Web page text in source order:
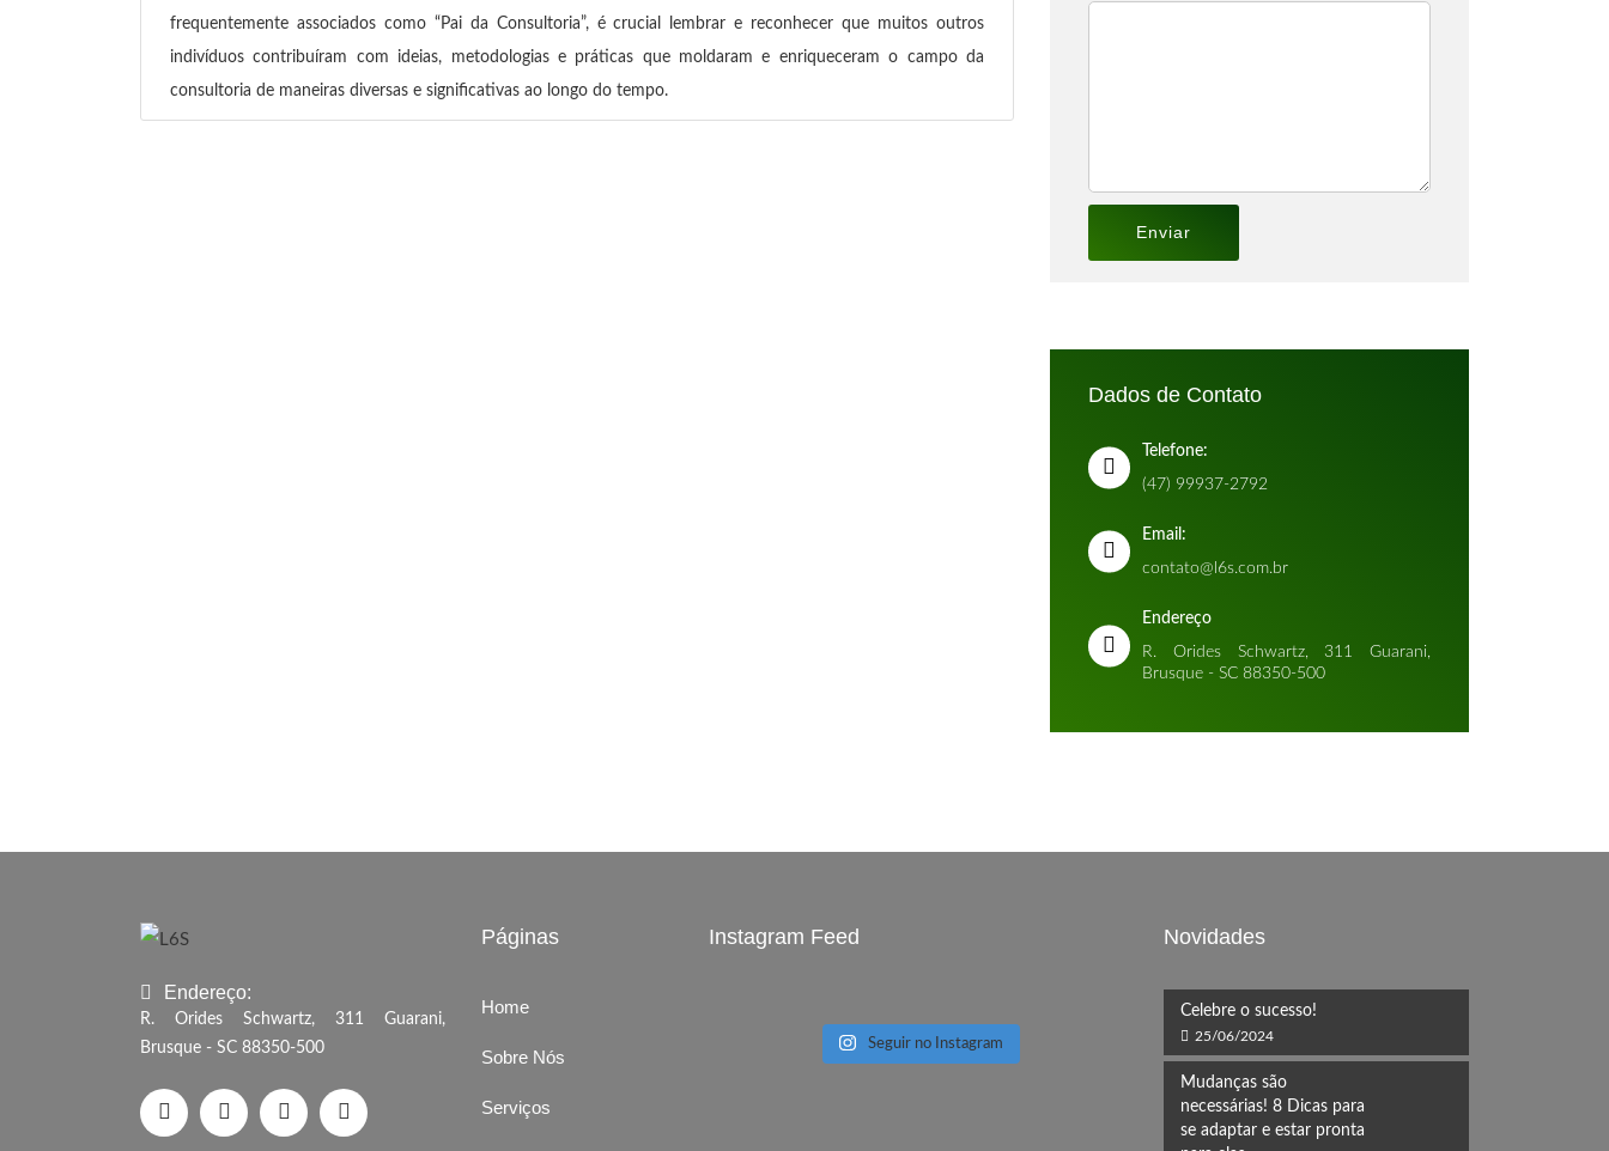
frequentemente associados como “Pai da Consultoria”, é crucial lembrar e reconhecer que muitos outros
indivíduos contribuíram com ideias, metodologias e práticas que moldaram e enriqueceram o campo da
consultoria de maneiras diversas e significativas ao longo do tempo.
Dados de Contato
Telefone:
(47) 99937-2792
Email:
contato@l6s.com.br
Endereço
R. Orides Schwartz, 311 Guarani,
Brusque - SC 88350-500
Endereço:
R. Orides Schwartz, 311 Guarani,
Brusque - SC 88350-500
Páginas
Home
Sobre Nós
Serviços
Instagram Feed
Seguir no Instagram
Novidades
Celebre o sucesso!
25/06/2024
Mudanças são
necessárias! 8 Dicas para
se adaptar e estar pronta